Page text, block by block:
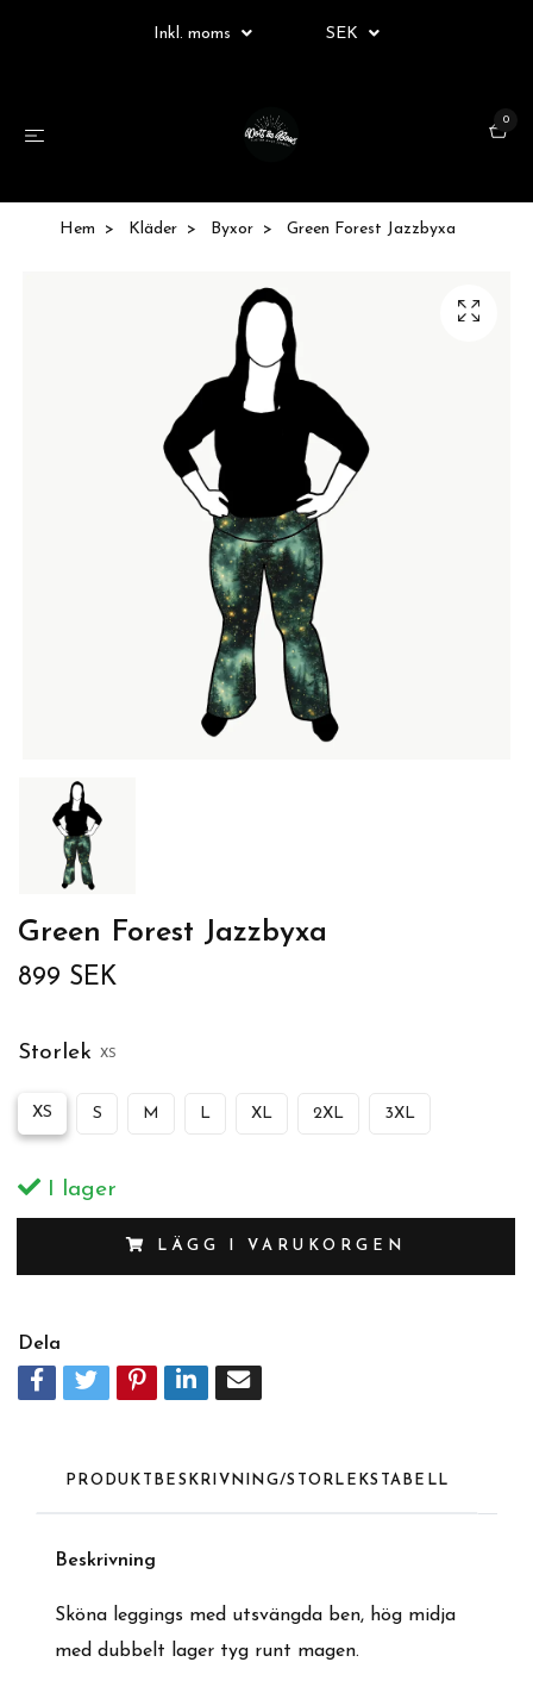
Inkl. moms SEK
0
Hem Kläder Byxor Green Forest Jazzbyxa
Green Forest Jazzbyxa
899 SEK
Storlek XS
XS S M L XL 2XL 3XL
I lager
LÄGG I VARUKORGEN
Dela
PRODUKTBESKRIVNING/STORLEKSTABELL
Beskrivning
Sköna leggings med utsvängda ben, hög midja
med dubbelt lager tyg runt magen.